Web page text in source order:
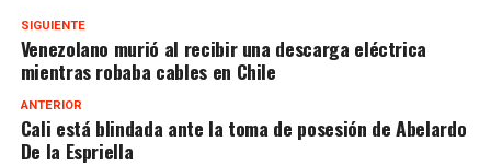
SIGUIENTE
Venezolano murió al recibir una descarga eléctrica
mientras robaba cables en Chile
ANTERIOR
Cali está blindada ante la toma de posesión de Abelardo
De la Espriella